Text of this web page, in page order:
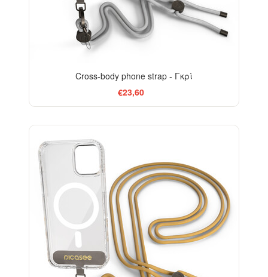
Cross-body phone strap - Γκρί
€23,60